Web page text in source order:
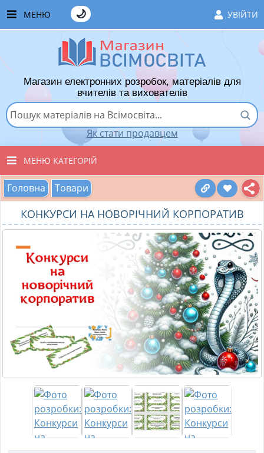
МЕНЮ УВІЙТИ
🌙
ЧАСТІ ЗАПИТАННЯ
ЯК ТУТ КУПУВАТИ
ЯК ТУТ ПРОДАВАТИ
ДОДАТИ РОЗРОБКУ
ВПОДОБАНІ ТОВАРИ
КОШИК
Магазин електронних розробок, матеріалів для
вчителів та вихователів
Як стати продавцем
МЕНЮ КАТЕГОРІЙ
ВСІ ТОВАРИ
ВИХОВАТЕЛЯМ ДНЗ
ПОЧАТКОВІ КЛАСИ
МАТЕРІАЛИ З ПРЕДМЕТІВ
РІЗНІ МАТЕРІАЛИ
НОВИНИ
Головна Товари
КОНКУРСИ НА НОВОРІЧНИЙ КОРПОРАТИВ